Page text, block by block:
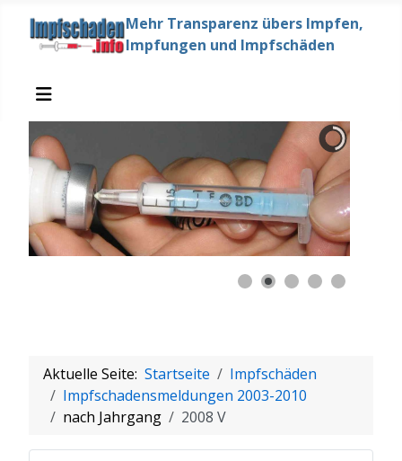
Mehr Transparenz übers Impfen,
Impfungen und Impfschäden
Aktuelle Seite: Startseite
Impfschäden
Impfschadensmeldungen 2003-2010
nach Jahrgang
2008 V